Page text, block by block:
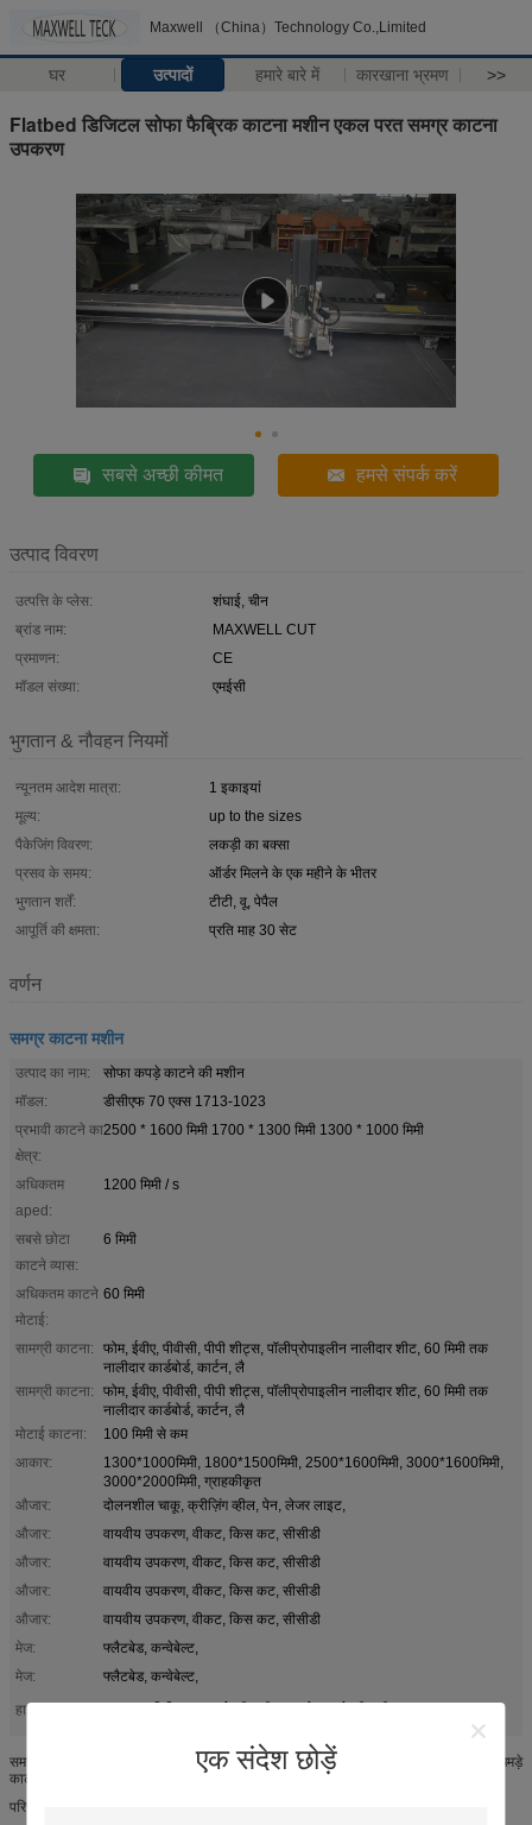
Maxwell （China）Technology Co.,Limited
घर उत्पादों हमारे बारे में कारखाना भ्रमण >>
एक संदेश छोड़ें
Flatbed डिजिटल सोफा फैब्रिक काटना मशीन एकल परत समग्र काटना
उपकरण
सबसे अच्छी कीमत हमसे संपर्क करें
उत्पाद विवरण
उत्पत्ति के प्लेस:
शंघाई, चीन
ब्रांड नाम:
MAXWELL CUT
प्रमाणन:
CE
मॉडल संख्या:
एमईसी
भुगतान & नौवहन नियमों
न्यूनतम आदेश मात्रा:
1 इकाइयां
मूल्य:
up to the sizes
पैकेजिंग विवरण:
लकड़ी का बक्सा
प्रसव के समय:
ऑर्डर मिलने के एक महीने के भीतर
भुगतान शर्तें:
टीटी, वू, पेपैल
आपूर्ति की क्षमता:
प्रति माह 30 सेट
वर्णन
समग्र काटना मशीन
उत्पाद का नाम:
सोफा कपड़े काटने की मशीन
मॉडल:
डीसीएफ 70 एक्स 1713-1023
प्रभावी काटने का
क्षेत्र:
2500 * 1600 मिमी 1700 * 1300 मिमी 1300 * 1000 मिमी
अधिकतम
aped:
1200 मिमी / s
सबसे छोटा
काटने व्यास:
6 मिमी
अधिकतम काटने
मोटाई:
60 मिमी
सामग्री काटना:
फोम, ईवीए, पीवीसी, पीपी शीट्स, पॉलीप्रोपाइलीन नालीदार शीट, 60 मिमी तक
नालीदार कार्डबोर्ड, कार्टन, लै
सामग्री काटना:
फोम, ईवीए, पीवीसी, पीपी शीट्स, पॉलीप्रोपाइलीन नालीदार शीट, 60 मिमी तक
नालीदार कार्डबोर्ड, कार्टन, लै
मोटाई काटना:
100 मिमी से कम
आकार:
1300*1000मिमी, 1800*1500मिमी, 2500*1600मिमी, 3000*1600मिमी,
3000*2000मिमी, ग्राहकीकृत
औजार:
दोलनशील चाकू, क्रीज़िंग व्हील, पेन, लेजर लाइट,
औजार:
वायवीय उपकरण, वीकट, किस कट, सीसीडी
औजार:
वायवीय उपकरण, वीकट, किस कट, सीसीडी
औजार:
वायवीय उपकरण, वीकट, किस कट, सीसीडी
औजार:
वायवीय उपकरण, वीकट, किस कट, सीसीडी
मेज:
फ्लैटबेड, कन्वेबेल्ट,
मेज:
फ्लैटबेड, कन्वेबेल्ट,
हाइलाइट:
flatbed डिजिटल काटने की मशीन कपड़े काटने की मशीन
समग्र काटना मशीन ईवीए oscillating चाकू कालीन काट कार्बेन फाइबर कन्वेयर बेल्ट गैसकेट कट चमड़े
काट फोम
परिचय: